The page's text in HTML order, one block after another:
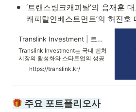
• ‘트랜스링크캐피탈’의 음재훈
캐피탈인베스트먼트’의 허진호
Translink Investment | 트랜스링크 인베스트먼트
Translink Investment는 국내 벤처
시장의 활성화와 스타트업의 성공
적인 해외 진출을 목표로 한국 파트
너들과 미국 실리콘밸리 소재 중견
https://translink.kr/
주요 포트폴리오사